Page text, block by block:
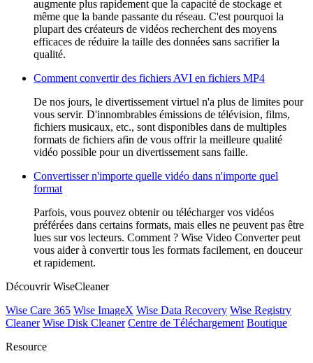
augmente plus rapidement que la capacité de stockage et
même que la bande passante du réseau. C'est pourquoi la
plupart des créateurs de vidéos recherchent des moyens
efficaces de réduire la taille des données sans sacrifier la
qualité.
Comment convertir des fichiers AVI en fichiers MP4
De nos jours, le divertissement virtuel n'a plus de limites pour
vous servir. D'innombrables émissions de télévision, films,
fichiers musicaux, etc., sont disponibles dans de multiples
formats de fichiers afin de vous offrir la meilleure qualité
vidéo possible pour un divertissement sans faille.
Convertisser n'importe quelle vidéo dans n'importe quel
format
Parfois, vous pouvez obtenir ou télécharger vos vidéos
préférées dans certains formats, mais elles ne peuvent pas être
lues sur vos lecteurs. Comment ? Wise Video Converter peut
vous aider à convertir tous les formats facilement, en douceur
et rapidement.
Découvrir WiseCleaner
Wise Care 365 Wise ImageX Wise Data Recovery Wise Registry
Cleaner Wise Disk Cleaner Centre de Téléchargement Boutique
Resource